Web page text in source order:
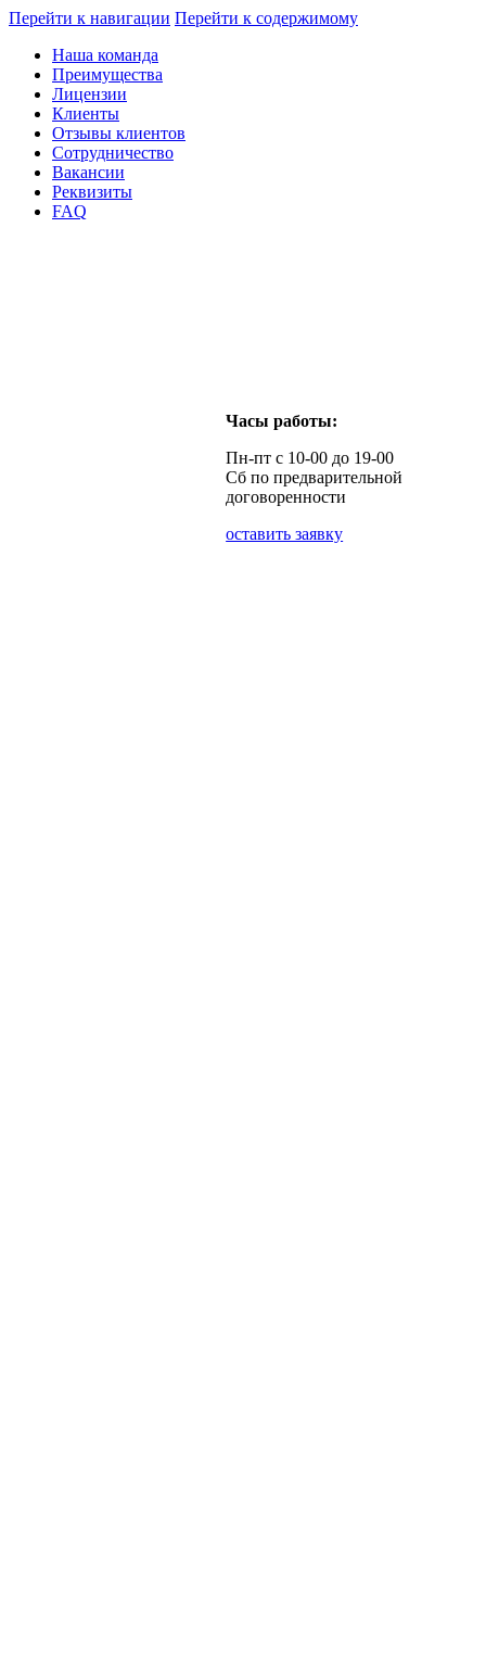
Перейти к навигации Перейти к содержимому
Наша команда
Преимущества
Лицензии
Клиенты
Отзывы клиентов
Сотрудничество
Вакансии
Реквизиты
FAQ
Часы работы:
Пн-пт с 10-00 до 19-00
Сб по предварительной
договоренности
оставить заявку